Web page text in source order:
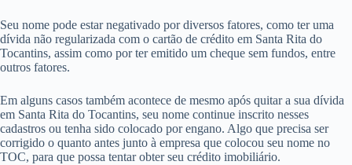
Seu nome pode estar negativado por diversos fatores, como ter uma
dívida não regularizada com o cartão de crédito em Santa Rita do
Tocantins, assim como por ter emitido um cheque sem fundos, entre
outros fatores.
Em alguns casos também acontece de mesmo após quitar a sua dívida
em Santa Rita do Tocantins, seu nome continue inscrito nesses
cadastros ou tenha sido colocado por engano. Algo que precisa ser
corrigido o quanto antes junto à empresa que colocou seu nome no
TOC, para que possa tentar obter seu crédito imobiliário.